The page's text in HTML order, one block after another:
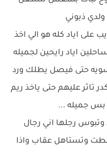
ذبوني
على اياد كله هو الي اخذ
اياد رايحين لجميله
حتى فيصل يطلك ورد
تاثر عليهم حتى ياخذ ريم
بس جميله ...
رجلها اني رجال
وتستاهل عقاب واذا